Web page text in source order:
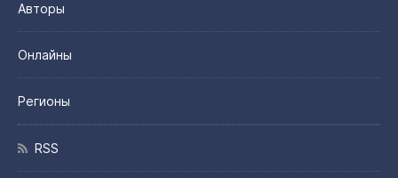
Авторы
Онлайны
Регионы
RSS